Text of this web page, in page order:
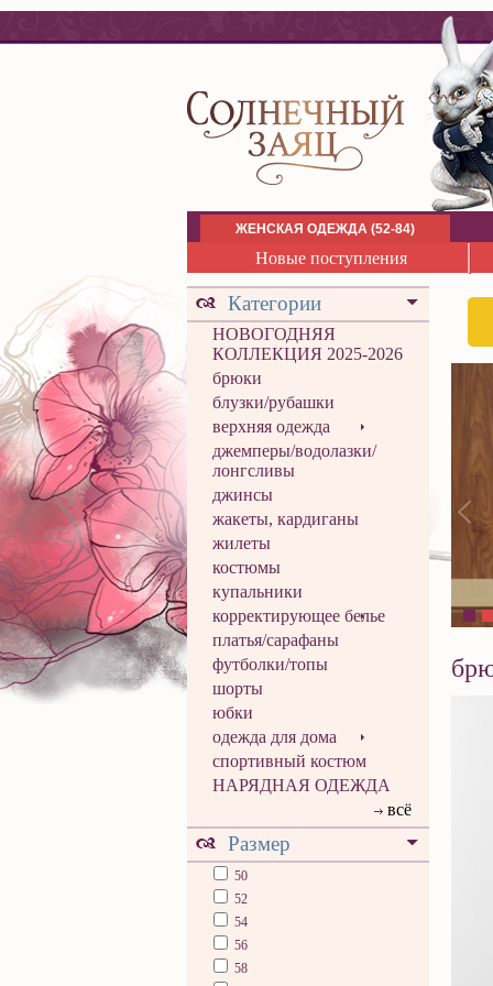
ЖЕНСКАЯ ОДЕЖДА (52-84)
Новые поступления
Категории
НОВОГОДНЯЯ
КОЛЛЕКЦИЯ 2025-2026
брюки
блузки/рубашки
верхняя одежда
джемперы/водолазки/
лонгсливы
джинсы
жакеты, кардиганы
жилеты
костюмы
купальники
корректирующее белье
платья/сарафаны
футболки/топы
шорты
юбки
одежда для дома
спортивный костюм
НАРЯДНАЯ ОДЕЖДА
всё
Размер
50
52
54
56
58